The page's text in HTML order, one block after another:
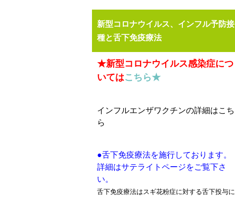
新型コロナウイルス、インフル予防接
種と舌下免疫療法
★新型コロナウイルス感染症につ
いてはこちら★
インフルエンザワクチンの詳細はこち
ら
●舌下免疫療法を施行しております。
詳細はサテライトページをご覧下さ
い。
舌下免疫療法はスギ花粉症に対する舌下投与に